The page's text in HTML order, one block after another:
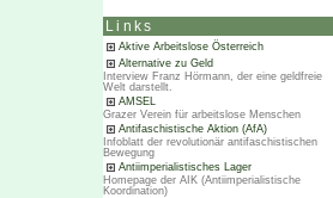
Links
Aktive Arbeitslose Österreich
Alternative zu Geld
Interview Franz Hörmann, der eine geldfreie
Welt darstellt.
AMSEL
Grazer Verein für arbeitslose Menschen
Antifaschistische Aktion (AfA)
Infoblatt der revolutionär antifaschistischen
Bewegung
Antiimperialistisches Lager
Homepage der AIK (Antiimperialistische
Koordination)